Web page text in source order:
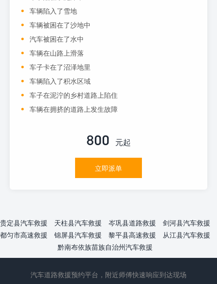
车辆陷入了雪地
车辆被困在了沙地中
汽车被困在了水中
车辆在山路上滑落
车子卡在了沼泽地里
车辆陷入了积水区域
车子在泥泞的乡村道路上陷住
车辆在拥挤的道路上发生故障
800 元起
立即派单
贵定县汽车救援 天柱县汽车救援 岑巩县道路救援
剑河县汽车救援
都匀市高速救援
锦屏县汽车救援 黎平县高速救援
从江县汽车救援
黔南布依族苗族自治州汽车救援
汽车道路救援预约平台，附近师傅快速响应到达现场